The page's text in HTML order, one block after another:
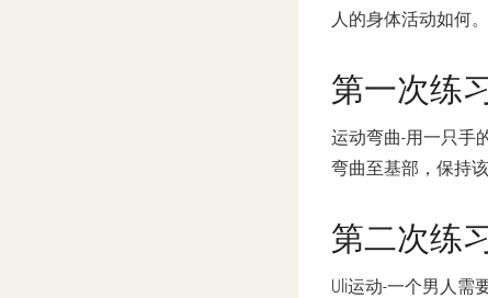
人的身体活动如何。
第一次练
运动弯曲-用一只手
弯曲至基部，保持
第二次练
Uli运动-一个男人需